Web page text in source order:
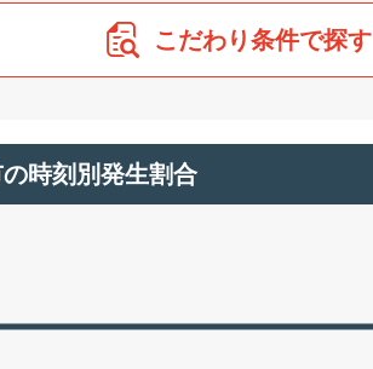
こだわり条件で探す
時刻別発生割合